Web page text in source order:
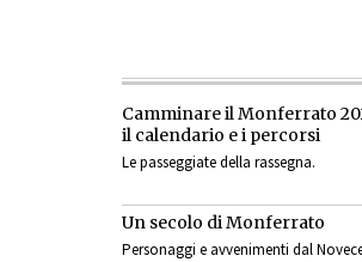
Camminare il Monferrato
il calendario e i percorsi
Le passeggiate della rassegna.
Un secolo di Monferrato
Personaggi e avvenimenti dal